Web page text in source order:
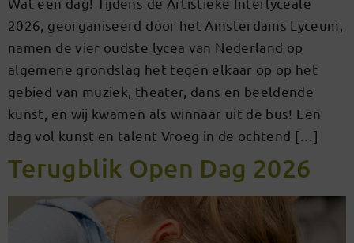
2026, georganiseerd door het Amsterdams Lyceum,
namen de vier oudste lycea van Nederland op
algemene grondslag het tegen elkaar op op het
gebied van muziek, theater, dans en beeldende
kunst, en wij kwamen als winnaar uit de bus! Een
dag vol kunst en talent Vroeg in de ochtend […]
Terugblik Open Dag 2026